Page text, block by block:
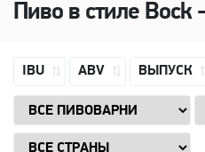
Пиво в стиле Bock -
IBU ABV ВЫПУСК